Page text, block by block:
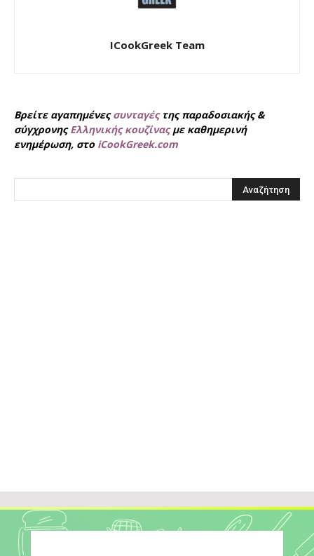
ICookGreek Team
Βρείτε αγαπημένεςσυνταγέςτης παραδοσιακής &
σύγχρονηςΕλληνικής κουζίναςμε καθημερινή
ενημέρωση, στο iCookGreek.com